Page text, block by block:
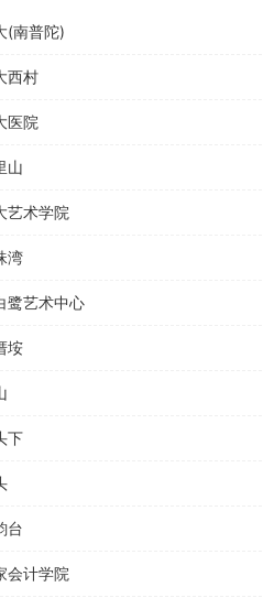
(南普陀)
西村
医院
山
艺术学院
湾
鹭艺术中心
垵
下
台
会计学院